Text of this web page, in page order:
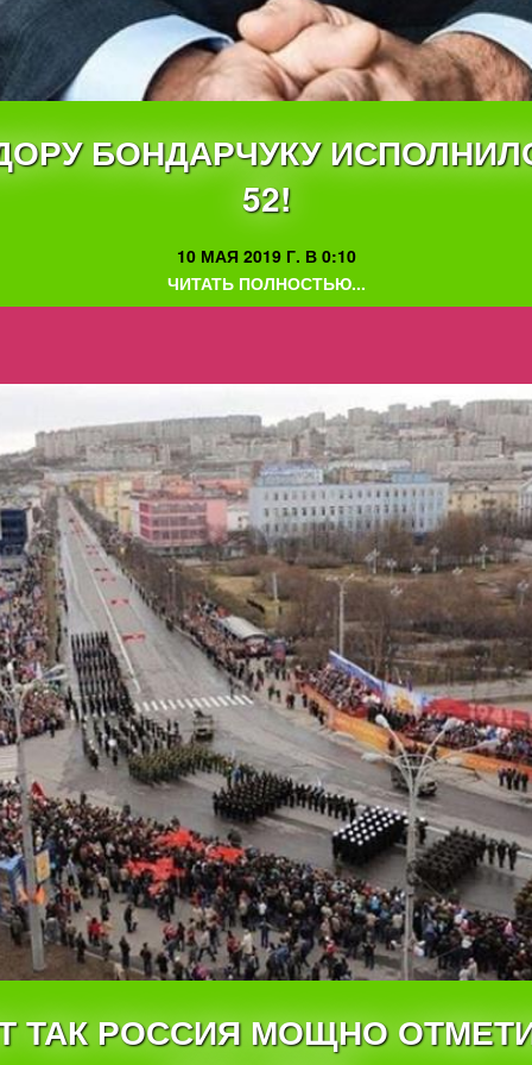
БОНДАРЧУКУ
52!
10 МАЯ 2019 Г. В 0:10
ЧИТАТЬ ПОЛНОСТЬЮ...
ТАК РОССИЯ МОЩНО